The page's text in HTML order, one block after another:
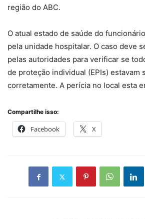
região do ABC.
O atual estado de saúde do
pela unidade hospitalar. O caso deve
pelas autoridades para verificar se
de proteção individual (EPIs) estavam
corretamente. A perícia no local esta
Compartilhe isso:
Facebook X